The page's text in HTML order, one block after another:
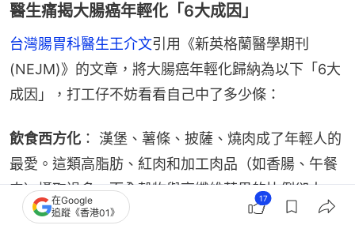
醫生痛揭大腸癌年輕化「6大成因」
台灣腸胃科醫生王介文引用《新英格蘭醫學期刊
(NEJM)》的文章，將大腸癌年輕化歸納為以下「6大
成因」，打工仔不妨看看自己中了多少條：
飲食西方化 ： 漢堡、薯條、披薩、燒肉成了年輕人的
最愛。這類高脂肪、紅肉和加工肉品（如香腸、午餐
肉）攝取過多，而全穀物與高纖維蔬果的比例卻太
少，腸道缺乏纖維蠕動，毒素長期積聚。
在Google
追蹤《香港01》
17